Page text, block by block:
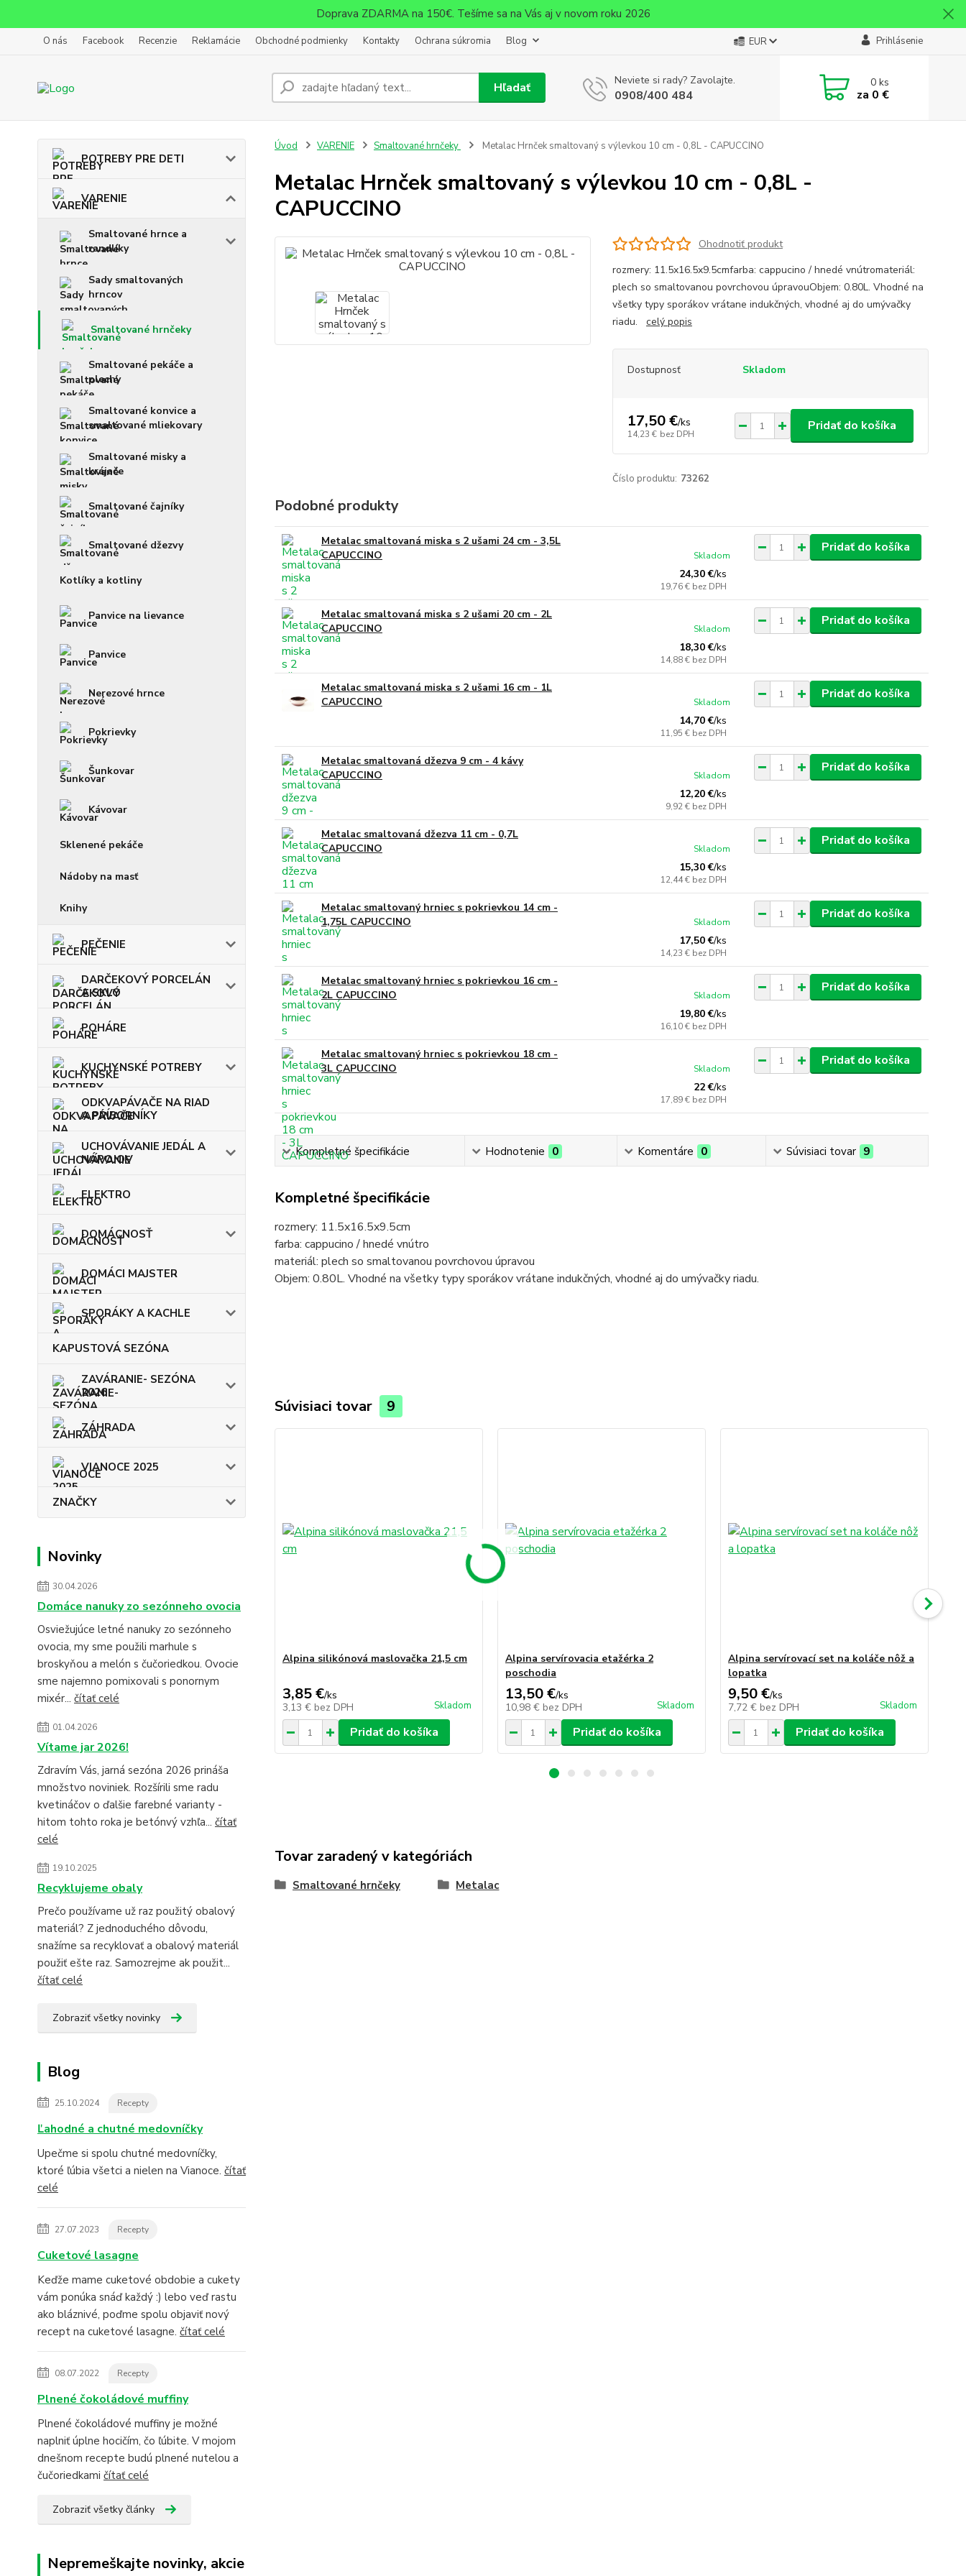
Doprava ZDARMA na 150€. Tešíme sa na Vás aj v novom roku 2026
O nás Facebook Recenzie Reklamácie Obchodné podmienky Kontakty Ochrana súkromia Blog EUR Prihlásenie
Hľadať Neviete si rady? Zavolajte.
0908/400 484
0ks
za 0 €
POTREBY PRE DETI
VARENIE
Smaltované hrnce a
randlíky
Sady smaltovaných
hrncov
Smaltované hrnčeky
Smaltované pekáče a
plechy
Smaltované konvice a
smaltované mliekovary
Smaltované misky a
krájače
Smaltované čajníky
Smaltované džezvy
Kotlíky a kotliny
Panvice na lievance
Panvice
Nerezové hrnce
Pokrievky
Šunkovar
Kávovar
Sklenené pekáče
Nádoby na masť
Knihy
PEČENIE
DARČEKOVÝ PORCELÁN
A SKLO
POHÁRE
KUCHYNSKÉ POTREBY
ODKVAPÁVAČE NA RIAD
A PRÍBORNÍKY
UCHOVÁVANIE JEDÁL A
NÁPOJOV
ELEKTRO
DOMÁCNOSŤ
DOMÁCI MAJSTER
SPORÁKY A KACHLE
KAPUSTOVÁ SEZÓNA
ZAVÁRANIE- SEZÓNA
2026
ZÁHRADA
VIANOCE 2025
ZNAČKY
Novinky
30.04.2026
Domáce nanuky zo sezónneho ovocia
Osviežujúce letné nanuky zo sezónneho
ovocia, my sme použili marhule s
broskyňou a melón s čučoriedkou. Ovocie
sme najemno pomixovali s ponornym
mixér... čítať celé
01.04.2026
Vítame jar 2026!
Zdravím Vás, jarná sezóna 2026 prináša
množstvo noviniek. Rozšírili sme radu
kvetináčov o ďalšie farebné varianty -
hitom tohto roka je betónvý vzhľa... čítať
celé
19.10.2025
Recyklujeme obaly
Prečo používame už raz použitý obalový
materiál? Z jednoduchého dôvodu,
snažíme sa recyklovať a obalový materiál
použiť ešte raz. Samozrejme ak použit...
čítať celé
Zobraziť všetky novinky
Blog
25.10.2024 Recepty
Ľahodné a chutné medovníčky
Upečme si spolu chutné medovníčky,
ktoré ľúbia všetci a nielen na Vianoce. čítať
celé
27.07.2023 Recepty
Cuketové lasagne
Keďže mame cuketové obdobie a cukety
vám ponúka snáď každý :) lebo veď rastu
ako bláznivé, poďme spolu objaviť nový
recept na cuketové lasagne. čítať celé
08.07.2022 Recepty
Plnené čokoládové muffiny
Plnené čokoládové muffiny je možné
naplniť úplne hocičím, čo ľúbite. V mojom
dnešnom recepte budú plnené nutelou a
čučoriedkami čítať celé
Zobraziť všetky články
Nepremeškajte novinky, akcie
Úvod VARENIE Smaltované hrnčeky Metalac Hrnček smaltovaný s výlevkou 10 cm - 0,8L - CAPUCCINO
Metalac Hrnček smaltovaný s výlevkou 10 cm - 0,8L -
CAPUCCINO
Ohodnotiť produkt
rozmery: 11.5x16.5x9.5cmfarba: cappucino / hnedé vnútromateriál:
plech so smaltovanou povrchovou úpravouObjem: 0.80L. Vhodné na
všetky typy sporákov vrátane indukčných, vhodné aj do umývačky
riadu. celý popis
Dostupnosť Skladom
17,50 €/ks
14,23 € bez DPH
Pridať do košíka
Číslo produktu: 73262
Podobné produkty
Metalac smaltovaná miska s 2 ušami 24 cm - 3,5L
CAPUCCINO
24,30 €/ks
19,76 € bez DPH
Skladom
Pridať do košíka
Metalac smaltovaná miska s 2 ušami 20 cm - 2L
CAPUCCINO
18,30 €/ks
14,88 € bez DPH
Skladom
Pridať do košíka
Metalac smaltovaná miska s 2 ušami 16 cm - 1L
CAPUCCINO
14,70 €/ks
11,95 € bez DPH
Skladom
Pridať do košíka
Metalac smaltovaná džezva 9 cm - 4 kávy
CAPUCCINO
12,20 €/ks
9,92 € bez DPH
Skladom
Pridať do košíka
Metalac smaltovaná džezva 11 cm - 0,7L
CAPUCCINO
15,30 €/ks
12,44 € bez DPH
Skladom
Pridať do košíka
Metalac smaltovaný hrniec s pokrievkou 14 cm -
1,75L CAPUCCINO
17,50 €/ks
14,23 € bez DPH
Skladom
Pridať do košíka
Metalac smaltovaný hrniec s pokrievkou 16 cm -
2L CAPUCCINO
19,80 €/ks
16,10 € bez DPH
Skladom
Pridať do košíka
Metalac smaltovaný hrniec s pokrievkou 18 cm -
3L CAPUCCINO
22 €/ks
17,89 € bez DPH
Skladom
Pridať do košíka
Kompletné špecifikácie Hodnotenie 0 Komentáre 0 Súvisiaci tovar 9
Kompletné špecifikácie
rozmery: 11.5x16.5x9.5cm
farba: cappucino / hnedé vnútro
materiál: plech so smaltovanou povrchovou úpravou
Objem: 0.80L. Vhodné na všetky typy sporákov vrátane indukčných, vhodné aj do umývačky riadu.
Súvisiaci tovar 9
Alpina silikónová maslovačka 21,5 cm
3,85 €/ks
3,13 € bez DPH Skladom
Pridať do košíka
Alpina servírovacia etažérka 2
poschodia
13,50 €/ks
10,98 € bez DPH Skladom
Pridať do košíka
Alpina servírovací set na koláče nôž a
lopatka
9,50 €/ks
7,72 € bez DPH Skladom
Pridať do košíka
Tovar zaradený v kategóriách
Smaltované hrnčeky Metalac